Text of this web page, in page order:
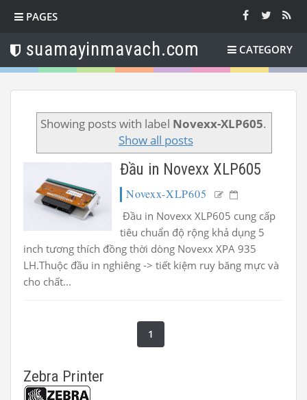
PAGES
suamayinmavach.com CATEGORY
Showing posts with label Novexx-XLP605.
Show all posts
Đầu in Novexx XLP605
Novexx-XLP605
Đầu in Novexx XLP605 cung cấp
tiêu chuẩn độ rộng khả dụng 5
inch tương thích đồng thời dòng Novexx XPA 935
LH.Thuộc đầu in nghiêng -> tiết kiệm ruy băng mực và
cho chất...
1
Zebra Printer